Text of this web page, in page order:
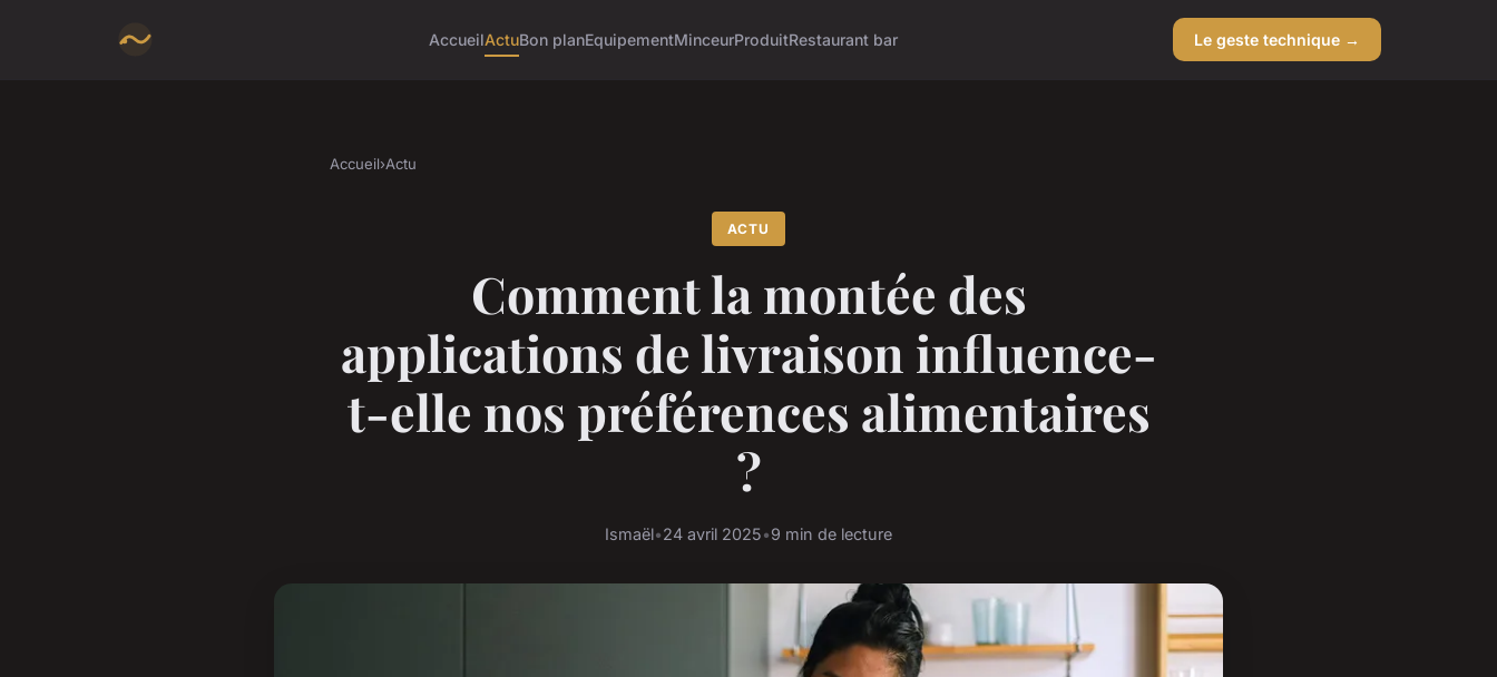
AccueilActuBon planEquipementMinceurProduitRestaurant bar Le geste technique →
Accueil›Actu
ACTU
Comment la montée des
applications de livraison influence-
t-elle nos préférences alimentaires
?
Ismaël•24 avril 2025•9 min de lecture